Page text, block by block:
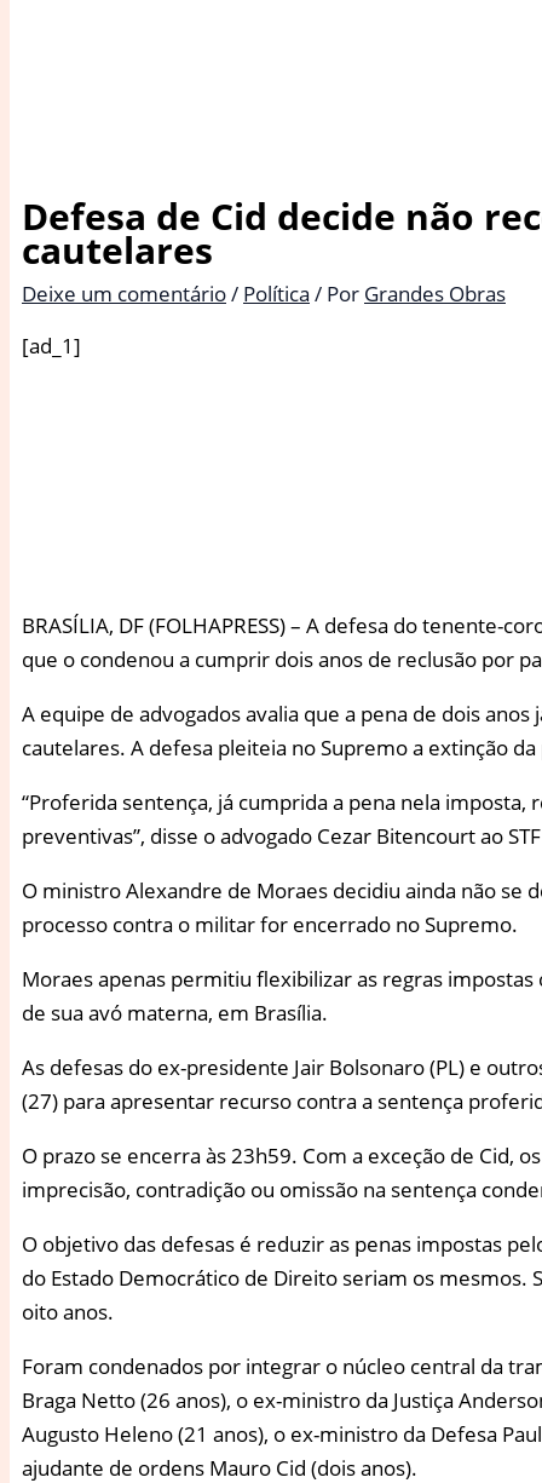
Defesa de Cid decide não
cautelares
Deixe um comentário/ Política / Por Grandes Obras
[ad_1]
BRASÍLIA, DF (FOLHAPRESS) – A defesa do tenente-
que o condenou a cumprir dois anos de reclusão por
A equipe de advogados avalia que a pena de dois
cautelares. A defesa pleiteia no Supremo a extinção
“Proferida sentença, já cumprida a pena nela
preventivas”, disse o advogado Cezar Bitencourt ao
O ministro Alexandre de Moraes decidiu ainda não se
processo contra o militar for encerrado no Supremo.
Moraes apenas permitiu flexibilizar as regras
de sua avó materna, em Brasília.
As defesas do ex-presidente Jair Bolsonaro (PL) e
(27) para apresentar recurso contra a sentença
O prazo se encerra às 23h59. Com a exceção de Cid,
imprecisão, contradição ou omissão na sentença
O objetivo das defesas é reduzir as penas impostas
do Estado Democrático de Direito seriam os
oito anos.
Foram condenados por integrar o núcleo central da
Braga Netto (26 anos), o ex-ministro da Justiça
Augusto Heleno (21 anos), o ex-ministro da Defesa
ajudante de ordens Mauro Cid (dois anos).